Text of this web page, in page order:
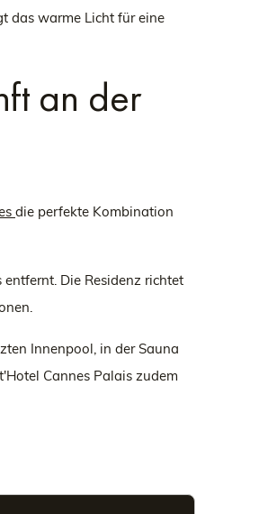
das warme Licht für eine
an der
die perfekte Kombination
Die Residenz richtet
Innenpool, in der Sauna
Cannes Palais zudem